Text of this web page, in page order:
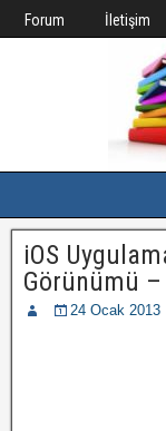
Forum İletişim
iOS
Görünümü –
24 Ocak 2013